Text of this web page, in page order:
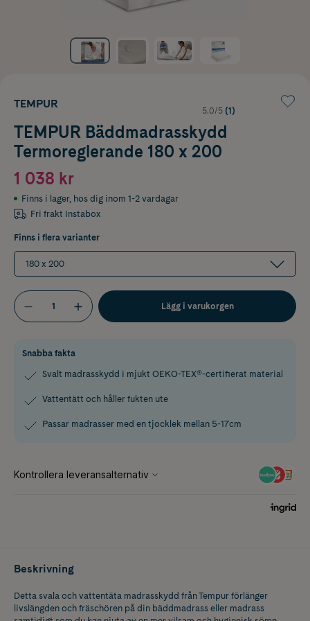
TEMPUR
5.0/5 (1)
TEMPUR Bäddmadrasskydd
Termoreglerande 180 x 200
1 038 kr
Finns i lager, hos dig inom 1-2 vardagar
Fri frakt Instabox
Finns i flera varianter
180 x 200
Lägg i varukorgen
Snabba fakta
Svalt madrasskydd i mjukt OEKO-TEX®-certifierat material
Vattentätt och håller fukten ute
Passar madrasser med en tjocklek mellan 5-17cm
Beskrivning
Detta svala och vattentäta madrasskydd från Tempur förlänger
livslängden och fräschören på din bäddmadrass eller madrass